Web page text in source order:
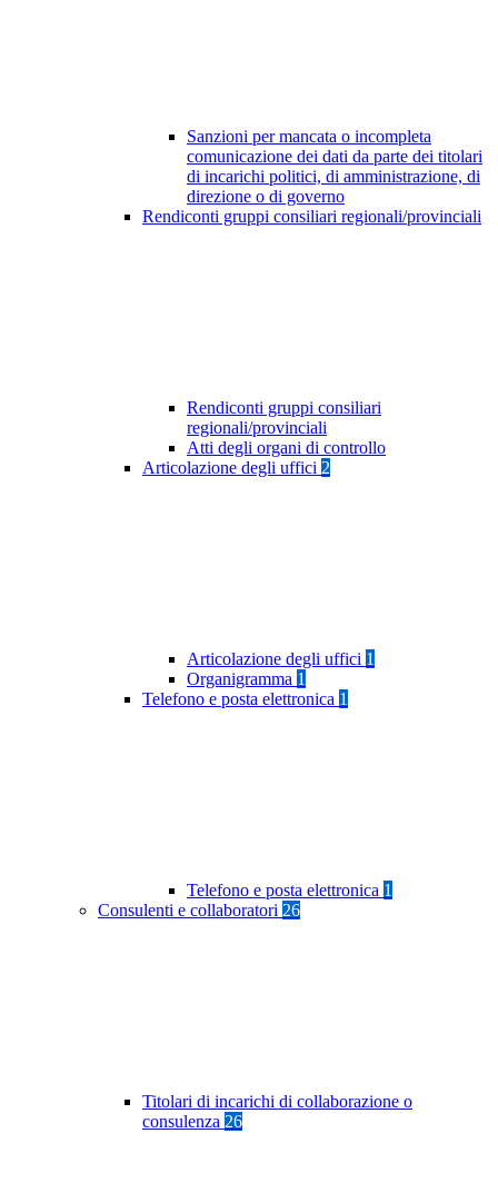
Sanzioni per mancata o incompleta
comunicazione dei dati da parte dei titolari
di incarichi politici, di amministrazione, di
direzione o di governo
Rendiconti gruppi consiliari regionali/provinciali
Rendiconti gruppi consiliari
regionali/provinciali
Atti degli organi di controllo
Articolazione degli uffici 2
Articolazione degli uffici 1
Organigramma 1
Telefono e posta elettronica 1
Telefono e posta elettronica 1
Consulenti e collaboratori 26
Titolari di incarichi di collaborazione o
consulenza 26